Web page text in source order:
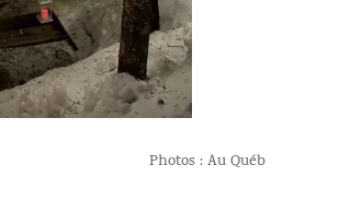
Photos : Au Québ